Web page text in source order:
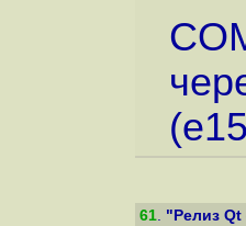
61. "Релиз Qt